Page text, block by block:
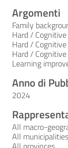
Argomenti
Family
Hard /
Hard /
Hard /
Learning
Anno di
2024
All macro-
All municipalities